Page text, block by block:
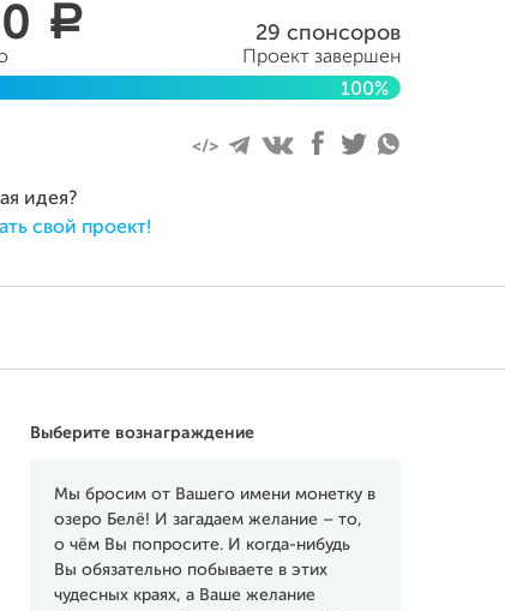
a 29 спонсоров
Проект завершен
100%
идея?
свой проект!
Выберите вознаграждение
Мы бросим от Вашего имени монетку в
озеро Белё! И загадаем желание – то,
о чём Вы попросите. И когда-нибудь
Вы обязательно побываете в этих
чудесных краях, а Ваше желание